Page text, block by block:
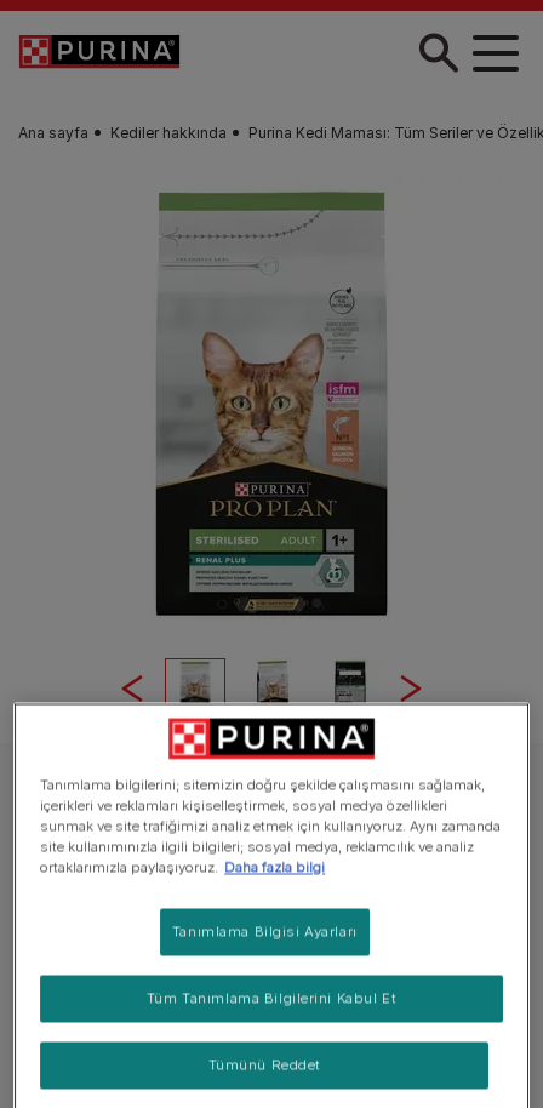
Skip to main content
Ana sayfa Kediler hakkında Purina Kedi Maması: Tüm Seriler ve
PRO PLAN Kuru Kedi Maması
Proplan Kısır Kedi Maması: Somon İçeriği ile
Sağlıklı Seçim
Henüz değerlendirme bulunmuyor
Mevcut boyutlar: 1.5 kg 3 kg 10 kg
kedi maması, kısırlaştırılmış yetişkin kedinizin bir
öğünde ihtiyacı olan tüm besinsel öğeleri içerirken
Tanımlama bilgilerini; sitemizin doğru şekilde çalışmasını sağlamak,
içerikleri ve reklamları kişiselleştirmek, sosyal medya özellikleri
sunmak ve site trafiğimizi analiz etmek için kullanıyoruz. Aynı zamanda
site kullanımınızla ilgili bilgileri; sosyal medya, reklamcılık ve analiz
ortaklarımızla paylaşıyoruz. Daha fazla bilgi
Tanımlama Bilgisi Ayarları
Tümünü Reddet
Tüm Tanımlama Bilgilerini Kabul Et